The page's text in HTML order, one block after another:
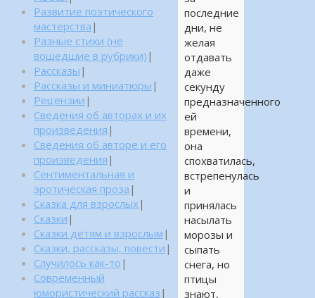
последние
дни, не
желая
отдавать
даже
секунду
предназначенного
ей
времени,
она
спохватилась,
встрепенулась
и
принялась
насылать
морозы и
сыпать
снега, но
птицы
знают,
Развитие поэтического
мастерства |
Разные стихи (не
вошедшие в рубрики) |
Рассказы |
Рассказы и миниатюры |
Рецензии |
Сведения об авторах и их
произведения |
Сведения об авторе и его
произведения |
Сентиментальная и
эротическая проза |
Сказка для взрослых |
Сказки |
Сказки детям и взрослым |
Сказки, рассказы, повести |
Случилось как-то |
Современный
юмористический рассказ |